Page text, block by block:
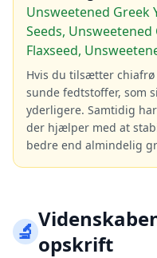
Unsweetened Greek
Seeds,
Flaxseed,
Hvis du tilsætter
sunde fedtstoffer, som
yderligere. Samtidig
der hjælper med at
bedre end almindelig
🔬opskrift